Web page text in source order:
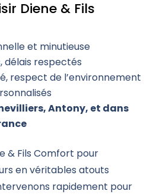
Diene & Fils
et minutieuse
délais respectés
respect de l’environnement
Antony, et dans
& Fils Comfort pour
en véritables atouts
rapidement pour